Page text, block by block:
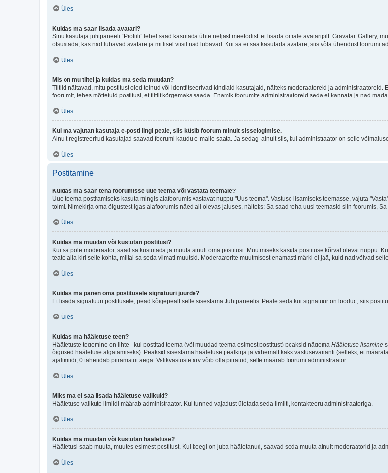
Üles
Kuidas ma saan lisada avatari?
Sinu kasutaja juhtpaneeli “Profiili” lehel saad kasutada ühte neljast meetodist, et lisada omale avataripilt: Gravatar, Gallery,
otsustada, kas nad lubavad avatare ja millisel viisil nad lubavad. Kui sa ei saa kasutada avatare, siis võta ühendust foorumi
Üles
Mis on mu tiitel ja kuidas ma seda muudan?
Tiitlid näitavad, mitu postitust oled teinud või identfitseerivad kindlaid kasutajaid, näiteks moderaatoreid ja
foorumit, tehes mõttetuid postitusi, et tiitlit kõrgemaks saada. Enamik foorumite administraatoreid seda ei kannata ja nad
Üles
Kui ma vajutan kasutaja e-posti lingi peale, siis küsib foorum minult sisselogimise.
Ainult registreeritud kasutajad saavad foorumi kaudu e-maile saata. Ja sedagi ainult siis, kui administraator on selle
Üles
Postitamine
Kuidas ma saan teha foorumisse uue teema või vastata teemale?
Uue teema postitamiseks kasuta mingis alafoorumis vastavat nuppu "Uus teema". Vastuse lisamiseks teemasse, vajuta
toimi. Nimekirja oma õigustest igas alafoorumis näed all olevas jaluses, näiteks: Sa saad teha uusi teemasid siin foorumis,
Üles
Kuidas ma muudan või kustutan postitusi?
Kui sa pole moderaator, saad sa kustutada ja muuta ainult oma postitusi. Muutmiseks kasuta postituse kõrval olevat nuppu.
teate alla kiri selle kohta, millal sa seda viimati muutsid. Moderaatorite muutmisest enamasti märki ei jää, kuid nad võivad
Üles
Kuidas ma panen oma postitusele signatuuri juurde?
Et lisada signatuuri postitusele, pead kõigepealt selle sisestama Juhtpaneelis. Peale seda kui signatuur on loodud, siis
Üles
Kuidas ma hääletuse teen?
Hääletuste tegemine on lihte - kui postitad teema (või muudad teema esimest postitust) peaksid nägema Hääletuse lisamine
õigused hääletuse algatamiseks). Peaksid sisestama hääletuse pealkirja ja vähemalt kaks vastusevarianti (selleks, et
ajalimiidi, 0 tähendab piiramatut aega. Valikvastuste arv võib olla piiratud, selle määrab foorumi administraator.
Üles
Miks ma ei saa lisada hääletuse valikuid?
Hääletuse valikute limiidi määrab administraator. Kui tunned vajadust ületada seda limiiti, kontakteeru administraatoriga.
Üles
Kuidas ma muudan või kustutan hääletuse?
Hääletusi saab muuta, muutes esimest postitust. Kui keegi on juba hääletanud, saavad seda muuta ainult moderaatorid ja
Üles